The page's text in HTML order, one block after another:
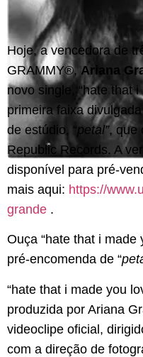
Hoje, a vencedora de
GRAMMY®, Ariana
novo single, “hate that
primeira faixa
de estúdio, “ petal”, que
Republic Records. A
disponível para pré-
mais aqui: https://
grande .
Ouça “hate that i made
pré-encomenda de “
“hate that i made you
produzida por Ariana
videoclipe oficial,
com a direção de